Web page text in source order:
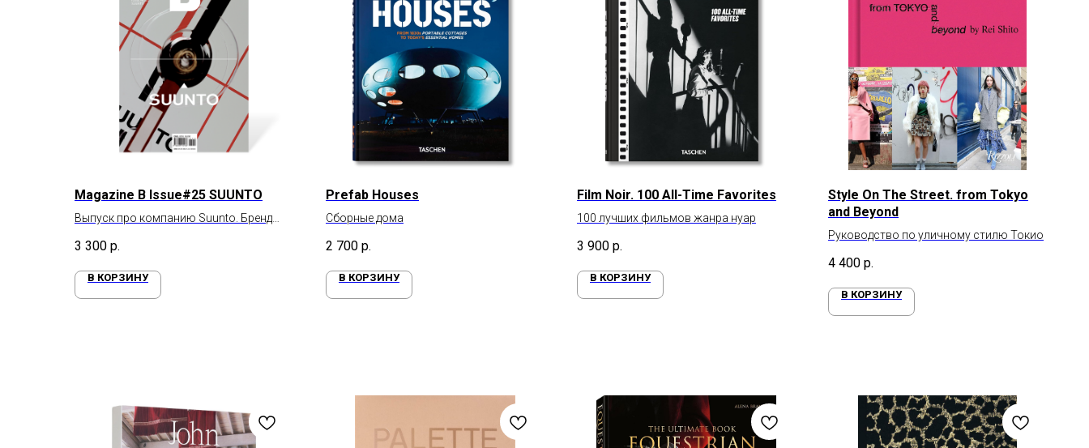
Magazine B Issue#25 SUUNTO
Выпуск про компанию Suunto. Бренд
амбициозных людей
3 300 р.
В КОРЗИНУ
Prefab Houses
Сборные дома
2 700 р.
В КОРЗИНУ
Film Noir. 100 All-Time Favorites
100 лучших фильмов жанра нуар
3 900 р.
В КОРЗИНУ
Style On The Street. from Tokyo
and Beyond
Руководство по уличному стилю Токио
4 400 р.
В КОРЗИНУ